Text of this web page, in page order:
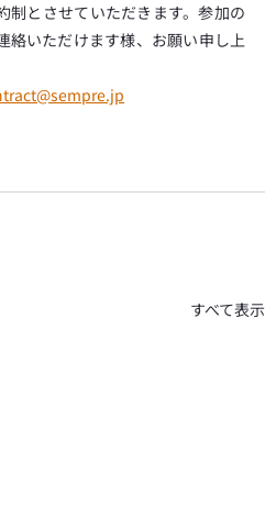
とさせていただきます。参加の
絡いただけます様、お願い申し上
すべて表示